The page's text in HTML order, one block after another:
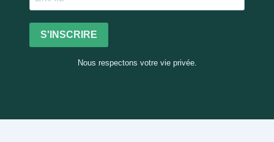
S'INSCRIRE
Nous respectons votre vie privée.